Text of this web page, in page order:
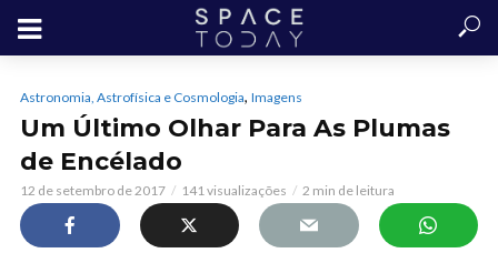
Astronomia, Astrofísica e Cosmologia, Imagens
Um Último Olhar Para As Plumas
de Encélado
12 de setembro de 2017 141 visualizações 2 min de leitura